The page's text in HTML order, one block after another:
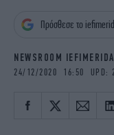
OSCARSΠρόσθεσε το
NEWSROOM
24/12/2020 16:50 UPD: